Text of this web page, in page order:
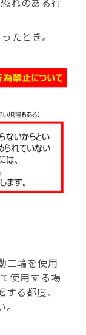
たとき。
二輪を使用
使用する場
る都度、